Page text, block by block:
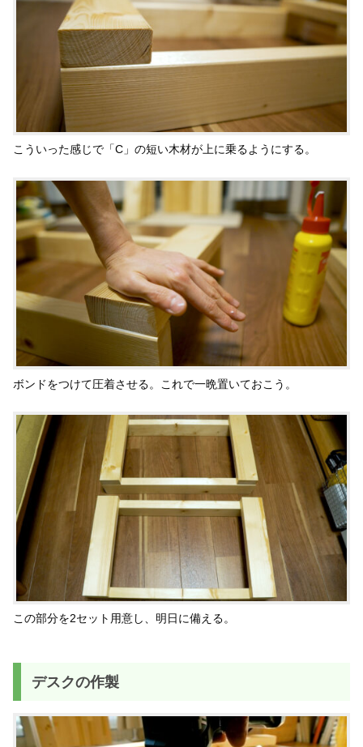
こういった感じで「C」の短い木材が上に乗るようにする。
ボンドをつけて圧着させる。これで一晩置いておこう。
この部分を2セット用意し、明日に備える。
デスクの作製